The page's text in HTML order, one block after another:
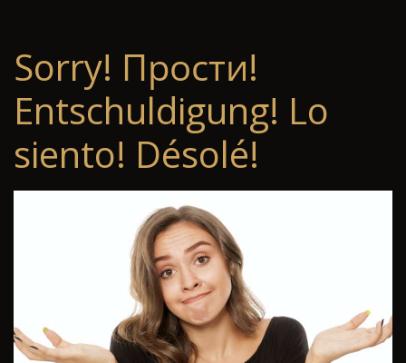
Sorry! Прости!
Entschuldigung! Lo
siento! Désolé!